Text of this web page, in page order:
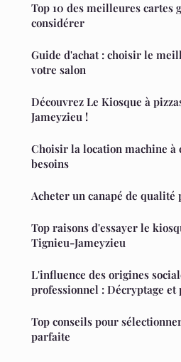
Top 10 des meilleures cartes
considérer
Guide d'achat : choisir le
votre salon
Découvrez Le Kiosque à
Jameyzieu !
Choisir la location machine à
besoins
Acheter un canapé de qualité
Top raisons d'essayer le
Tignieu-Jameyzieu
L'influence des origines
professionnel : Décryptage et
Top conseils pour
parfaite